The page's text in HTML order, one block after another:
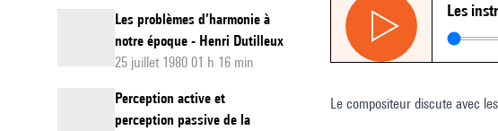
Les problèmes d’harmonie à
notre époque - Henri Dutilleux
25 juillet 1980 01 h 16 min
Perception active et
perception passive de la
Les
Le compositeur discute avec